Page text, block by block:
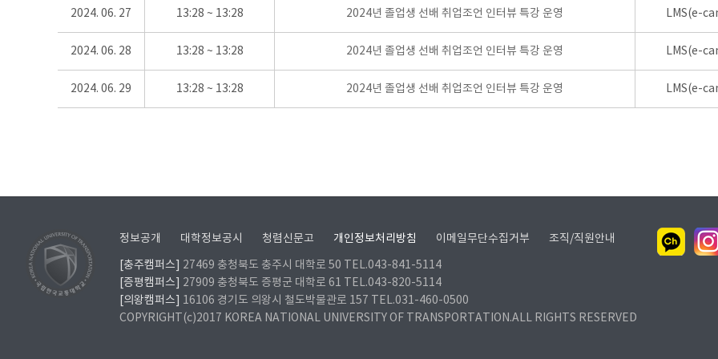
2024. 06. 27 13:28 ~ 13:28 2024년 졸업생 선배 취업조언 인터뷰 특강 운영 LMS(e-
2024. 06. 28 13:28 ~ 13:28 2024년 졸업생 선배 취업조언 인터뷰 특강 운영 LMS(e-
2024. 06. 29 13:28 ~ 13:28 2024년 졸업생 선배 취업조언 인터뷰 특강 운영 LMS(e-
정보공개 대학정보공시 청렴신문고 개인정보처리방침 이메일무단수집거부 조직/직원안내
[충주캠퍼스]
27469 충청북도 충주시 대학로 50 TEL.043-841-5114
[증평캠퍼스]
27909 충청북도 증평군 대학로 61 TEL.043-820-5114
[의왕캠퍼스]
16106 경기도 의왕시 철도박물관로 157 TEL.031-460-0500
COPYRIGHT(c)2017 KOREA NATIONAL UNIVERSITY OF TRANSPORTATION.ALL RIGHTS RESERVED